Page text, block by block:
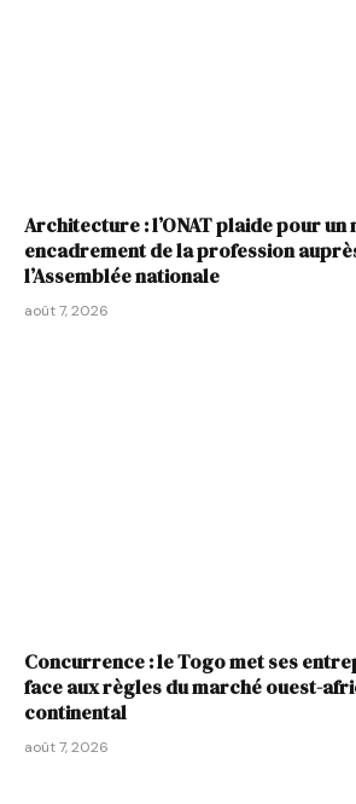
Architecture : l’ONAT plaide pour
encadrement de la profession
l’Assemblée nationale
août 7, 2026
Concurrence : le Togo met ses
face aux règles du marché ouest-
continental
août 7, 2026